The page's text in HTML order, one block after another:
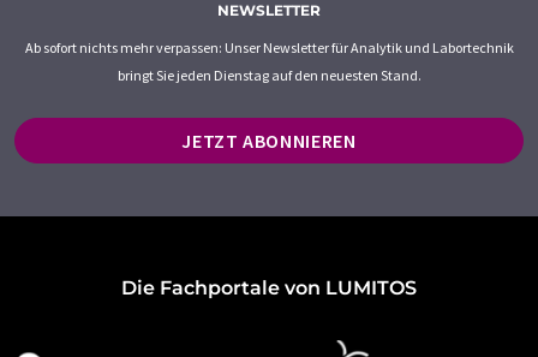
NEWSLETTER
Ab sofort nichts mehr verpassen: Unser Newsletter für Analytik und Labortechnik
bringt Sie jeden Dienstag auf den neuesten Stand.
JETZT ABONNIEREN
Die Fachportale von LUMITOS